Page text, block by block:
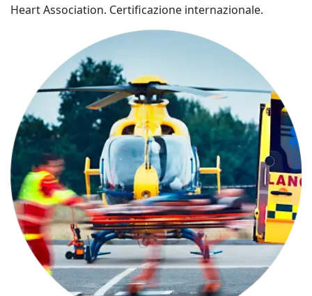
Heart Association. Certificazione internazionale.